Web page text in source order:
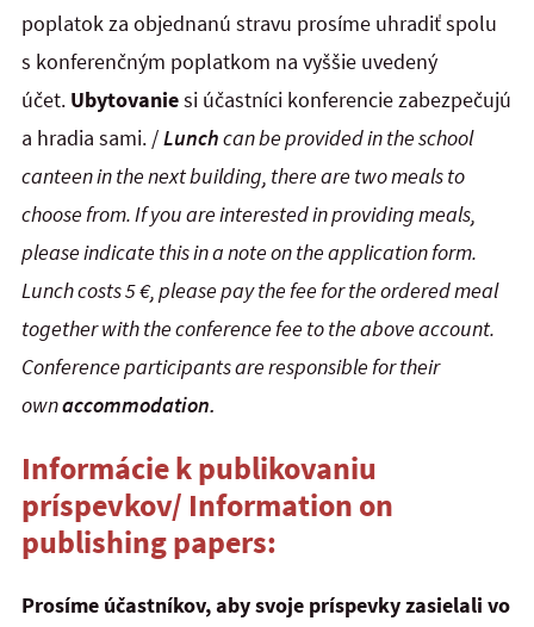
poplatok za objednanú stravu prosíme uhradiť spolu
s konferenčným poplatkom na vyššie uvedený
účet. Ubytovaniesi účastníci konferencie zabezpečujú
a hradia sami. /Lunchcan be provided in the school
canteen in the next building, there are two meals to
choose from. If you are interested in providing meals,
please indicate this in a note on the application form.
Lunch costs 5 €, please pay the fee for the ordered meal
together with the conference fee to the above account.
Conference participants are responsible for their
ownaccommodation.
Informácie k publikovaniu
príspevkov/ Information on
publishing papers:
Prosíme účastníkov, aby svoje príspevky zasielali vo